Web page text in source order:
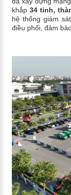
khắp34 tỉnh,
hệ thống giám
điều phối, đảm